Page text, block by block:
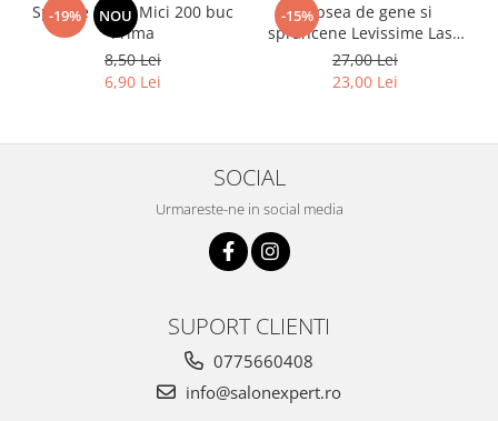
-19% NOU
Spatule Lemn Mici 200 buc
Prima
8,50 Lei
6,90 Lei
-15%Vopsea de gene si
sprancene Levissime Lash
Color 7-7 Maro Deschis
15ml
27,00 Lei
23,00 Lei
SOCIAL
Urmareste-ne in social media
SUPORT CLIENTI
0775660408
info@salonexpert.ro